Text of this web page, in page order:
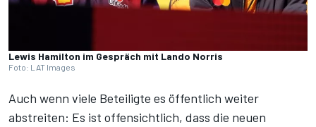
Lewis Hamilton im Gespräch mit Lando Norris
Foto: LAT Images
Auch wenn viele Beteiligte es öffentlich weiter
abstreiten: Es ist offensichtlich, dass die neuen